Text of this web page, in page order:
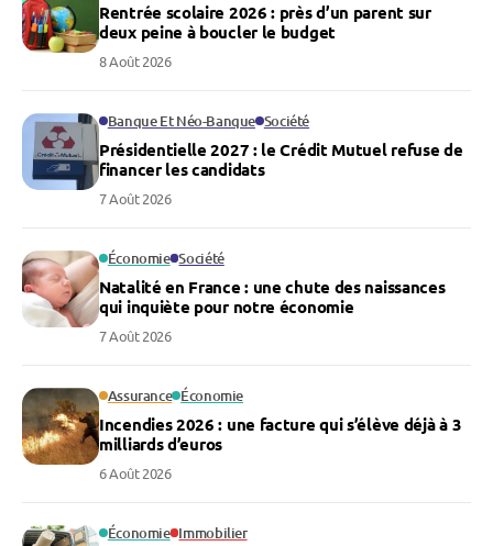
Rentrée scolaire 2026 : près d’un parent sur
deux peine à boucler le budget
8 Août 2026
Banque Et Néo-Banque Société
Présidentielle 2027 : le Crédit Mutuel refuse de
financer les candidats
7 Août 2026
Économie Société
Natalité en France : une chute des naissances
qui inquiète pour notre économie
7 Août 2026
Assurance Économie
Incendies 2026 : une facture qui s’élève déjà à 3
milliards d’euros
6 Août 2026
Économie Immobilier